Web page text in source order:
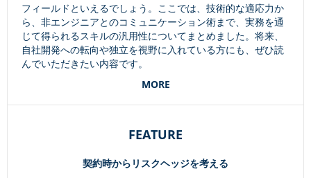
フィールドといえるでしょう。ここでは、技術的な適応力か
ら、非エンジニアとのコミュニケーション術まで、実務を通
じて得られるスキルの汎用性についてまとめました。将来、
自社開発への転向や独立を視野に入れている方にも、ぜひ読
んでいただきたい内容です。
MORE
FEATURE
契約時からリスクヘッジを考える